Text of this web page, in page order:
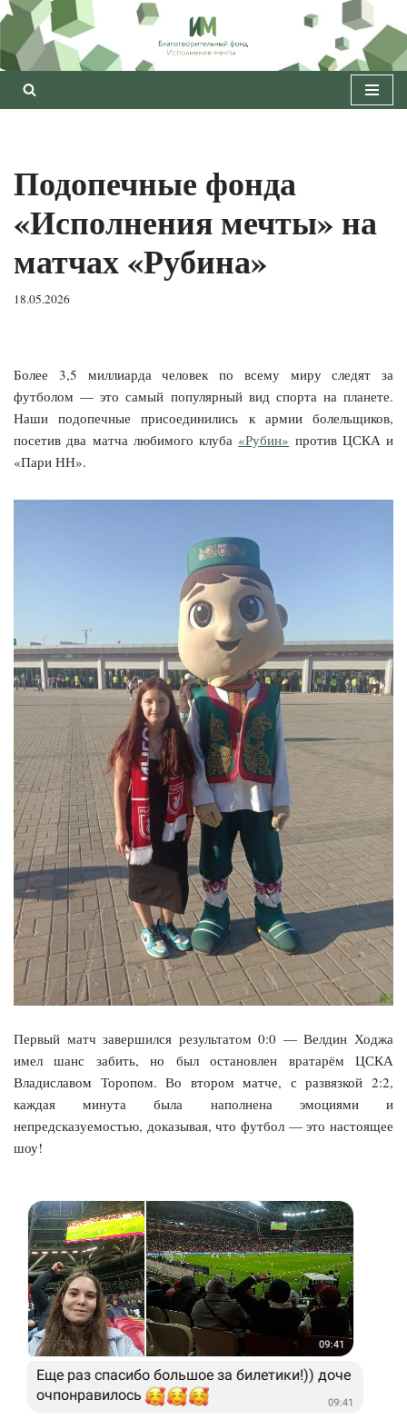
Перейти
к
содержимому
Подопечные фонда
«Исполнения мечты» на
матчах «Рубина»
18.05.2026
Более 3,5 миллиарда человек по всему миру следят за
футболом — это самый популярный вид спорта на планете.
Наши подопечные присоединились к армии болельщиков,
посетив два матча любимого клуба «Рубин» против ЦСКА и
«Пари НН».
Первый матч завершился результатом 0:0 — Велдин Ходжа
имел шанс забить, но был остановлен вратарём ЦСКА
Владиславом Торопом. Во втором матче, с развязкой 2:2,
каждая минута была наполнена эмоциями и
непредсказуемостью, доказывая, что футбол — это настоящее
шоу!